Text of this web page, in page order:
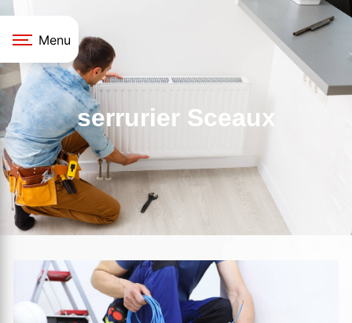
Menu
serrurier Sceaux
Panneau de gestion des cookies